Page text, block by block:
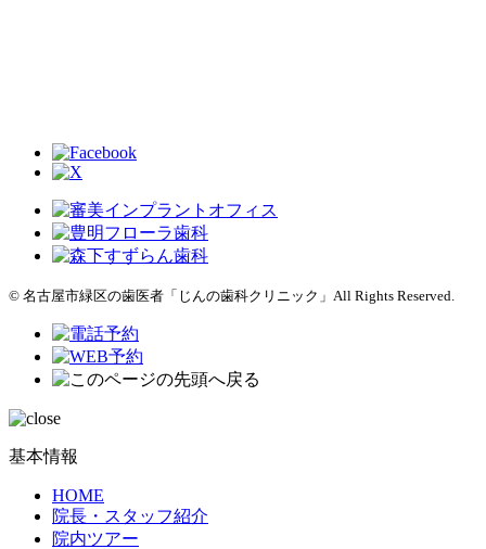
© 名古屋市緑区の歯医者「じんの歯科クリニック」All Rights Reserved.
基本情報
HOME
院長・スタッフ紹介
院内ツアー